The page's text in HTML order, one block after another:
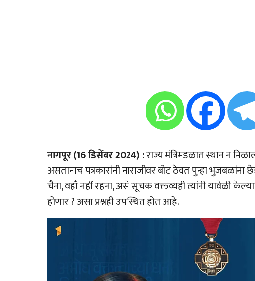
नागपूर (16 डिसेंबर 2024) :राज्य मंत्रिमंडळात स्थान न
असतानाच पत्रकारांनी नाराजीवर बोट ठेवत पुन्हा
चैना, वहाँ नहीं रहना, असे सूचक वक्तव्यही त्यांनी यावेळी
होणार ? असा प्रश्नही उपस्थित होत आहे.